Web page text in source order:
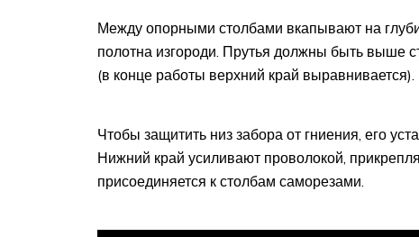
Между опорными столбами вкапывают на
полотна изгороди. Прутья должны быть выше
(в конце работы верхний край выравнивается).
Чтобы защитить низ забора от гниения, его
Нижний край усиливают проволокой,
присоединяется к столбам саморезами.